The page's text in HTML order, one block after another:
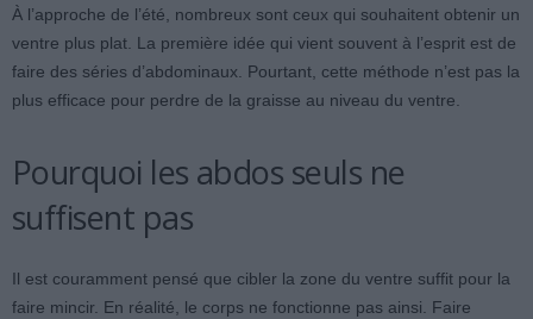
À l’approche de l’été, nombreux sont ceux qui souhaitent obtenir un
ventre plus plat. La première idée qui vient souvent à l’esprit est de
faire des séries d’abdominaux. Pourtant, cette méthode n’est pas la
plus efficace pour perdre de la graisse au niveau du ventre.
Pourquoi les abdos seuls ne
suffisent pas
Il est couramment pensé que cibler la zone du ventre suffit pour la
faire mincir. En réalité, le corps ne fonctionne pas ainsi. Faire